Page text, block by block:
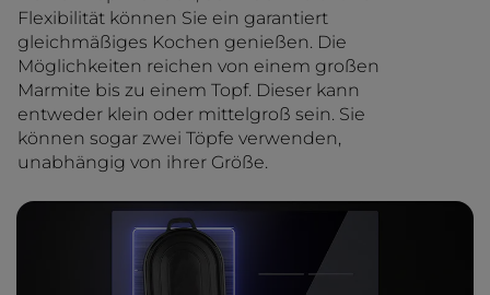
Flexibilität können Sie ein garantiert
gleichmäßiges Kochen genießen. Die
Möglichkeiten reichen von einem großen
Marmite bis zu einem Topf. Dieser kann
entweder klein oder mittelgroß sein. Sie
können sogar zwei Töpfe verwenden,
unabhängig von ihrer Größe.